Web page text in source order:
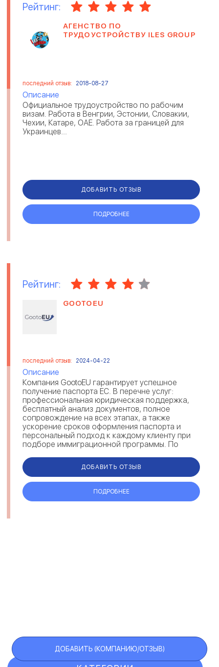
Рейтинг:
АГЕНСТВО ПО
ТРУДОУСТРОЙСТВУ ILES GROUP
последний отзыв: 2018-08-27
Описание
Официальное трудоустройство по рабочим
визам. Работа в Венгрии, Эстонии, Словакии,
Чехии, Катаре, ОАЕ. Работа за границей для
Украинцев...
ДОБАВИТЬ ОТЗЫВ
ПОДРОБНЕЕ
Рейтинг:
GOOTOEU
последний отзыв: 2024-04-22
Описание
Компания GootoEU гарантирует успешное
получение паспорта ЕС. В перечне услуг:
профессиональная юридическая поддержка,
бесплатный анализ документов, полное
сопровождение на всех этапах, а также
ускорение сроков оформления паспорта и
персональный подход к каждому клиенту при
подборе иммиграционной программы. По
получения румы...
ДОБАВИТЬ ОТЗЫВ
ПОДРОБНЕЕ
ДОБАВИТЬ (КОМПАНИЮ/ОТЗЫВ)